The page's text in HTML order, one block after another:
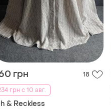
грн
18
грн с 10 авг.
& Reckless